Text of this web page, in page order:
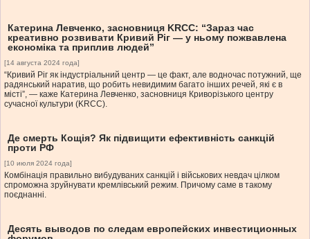
Катерина Левченко, засновниця KRCC: “Зараз час
креативно розвивати Кривий Ріг — у ньому пожвавлена
економіка та приплив людей”
[14 августа 2024 года]
“Кривий Ріг як індустріальний центр — це факт, але водночас потужний, ще
радянський наратив, що робить невидимим багато інших речей, які є в
місті”, — каже Катерина Левченко, засновниця Криворізького центру
сучасної культури (KRCC).
Де смерть Кощія? Як підвищити ефективність санкцій
проти РФ
[10 июля 2024 года]
Комбінація правильно вибудуваних санкцій і військових невдач цілком
спроможна зруйнувати кремлівський режим. Причому саме в такому
поєднанні.
Десять выводов по следам европейских инвестиционных